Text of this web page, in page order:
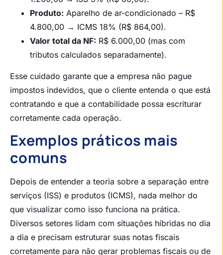
Produto: Aparelho de ar-condicionado – R$
4.800,00 → ICMS 18% (R$ 864,00).
Valor total da NF: R$ 6.000,00 (mas com
tributos calculados separadamente).
Esse cuidado garante que a empresa não pague
impostos indevidos, que o cliente entenda o que está
contratando e que a contabilidade possa escriturar
corretamente cada operação.
Exemplos práticos mais
comuns
Depois de entender a teoria sobre a separação entre
serviços (ISS) e produtos (ICMS), nada melhor do
que visualizar como isso funciona na prática.
Diversos setores lidam com situações híbridas no dia
a dia e precisam estruturar suas notas fiscais
corretamente para não gerar problemas fiscais ou de